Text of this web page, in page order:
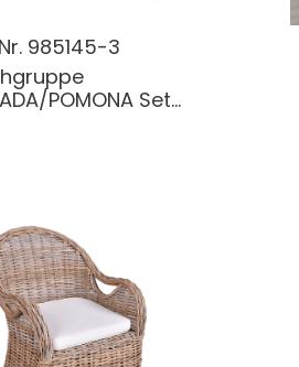
985145-3
POMONA Set...